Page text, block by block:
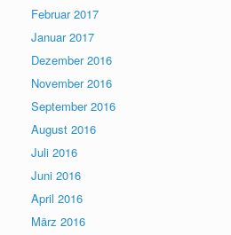
Februar 2017
Januar 2017
Dezember 2016
November 2016
September 2016
August 2016
Juli 2016
Juni 2016
April 2016
März 2016